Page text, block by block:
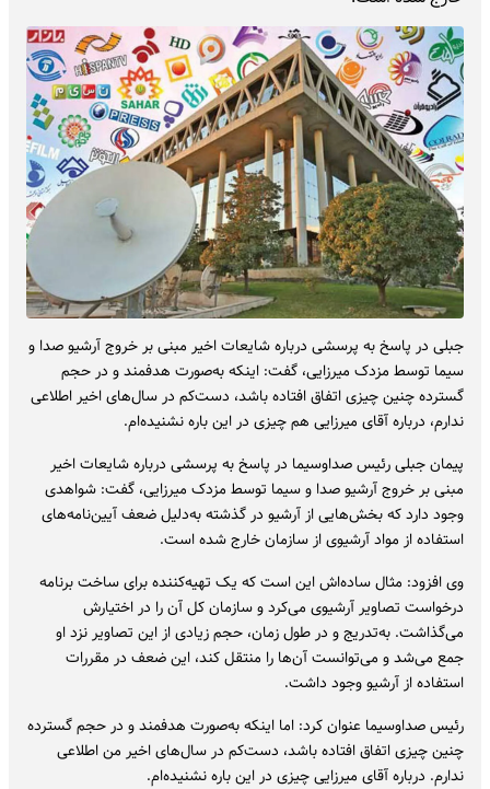
جبلی در پاسخ به پرسشی درباره شایعات اخیر مبنی بر خروج آرشیو صدا و
سیما توسط مزدک میرزایی، گفت: اینکه به‌صورت هدفمند و در حجم
گسترده چنین چیزی اتفاق افتاده باشد، دست‌کم در سال‌های اخیر اطلاعی
ندارم، درباره آقای میرزایی هم چیزی در این باره نشنیده‌ام.
پیمان جبلی رئیس صداوسیما در پاسخ به پرسشی درباره شایعات اخیر
مبنی بر خروج آرشیو صدا و سیما توسط مزدک میرزایی، گفت: شواهدی
وجود دارد که بخش‌هایی از آرشیو در گذشته به‌دلیل ضعف آیین‌نامه‌های
استفاده از مواد آرشیوی از سازمان خارج شده است.
وی افزود: مثال ساده‌اش این است که یک تهیه‌کننده برای ساخت برنامه
درخواست تصاویر آرشیوی می‌کرد و سازمان کل آن را در اختیارش
می‌گذاشت. به‌تدریج و در طول زمان، حجم زیادی از این تصاویر نزد او
جمع می‌شد و می‌توانست آن‌ها را منتقل کند، این ضعف در مقررات
استفاده از آرشیو وجود داشت.
️رئیس صداوسیما عنوان کرد: اما اینکه به‌صورت هدفمند و در حجم گسترده
چنین چیزی اتفاق افتاده باشد، دست‌کم در سال‌های اخیر من اطلاعی
ندارم. درباره آقای میرزایی چیزی در این باره نشنیده‌ام.